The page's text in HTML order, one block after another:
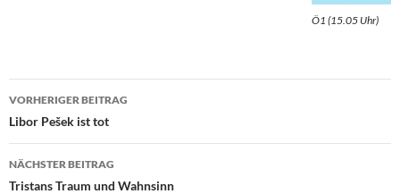
Ö1 (15.05 Uhr)
Beitragsnavigation
VORHERIGER BEITRAG
Libor Pešek ist tot
NÄCHSTER BEITRAG
Tristans Traum und Wahnsinn